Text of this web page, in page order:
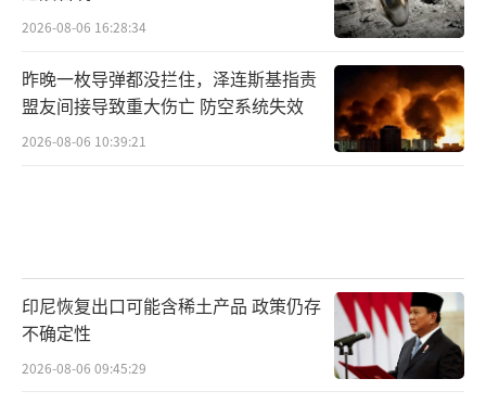
2026-08-06 16:28:34
昨晚一枚导弹都没拦住，泽连斯基指责
盟友间接导致重大伤亡 防空系统失效
2026-08-06 10:39:21
印尼恢复出口可能含稀土产品 政策仍存
不确定性
2026-08-06 09:45:29